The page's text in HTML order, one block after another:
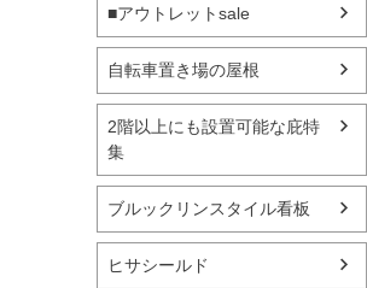
■アウトレットsale
自転車置き場の屋根
2階以上にも設置可能な庇特
集
ブルックリンスタイル看板
ヒサシールド